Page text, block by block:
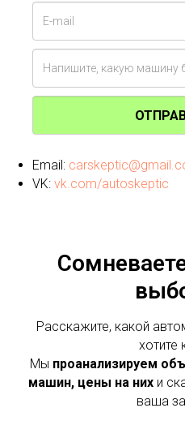
Email:
VK: vk.com/autoskeptic
Расскажите, какой
хотите
Мы проанализируем
машин, цены на нихи
ваша